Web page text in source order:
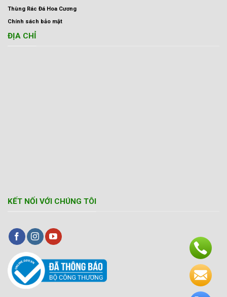
Thùng Rác Đá Hoa Cương
Chính sách bảo mật
ĐỊA CHỈ
KẾT NỐI VỚI CHÚNG TÔI